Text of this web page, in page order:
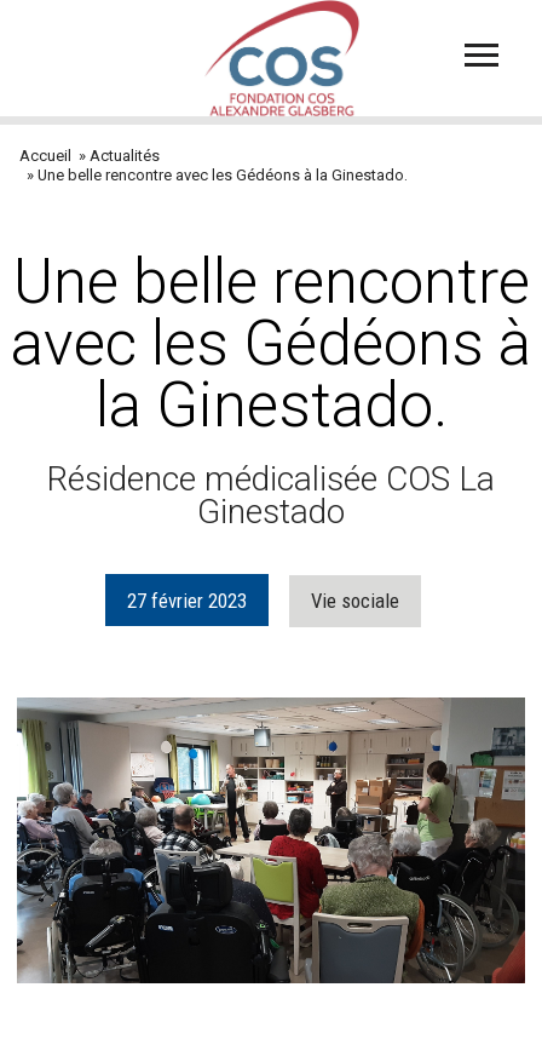
principal
Fil
Accueil
Actualités
Une belle rencontre avec les Gédéons à la Ginestado.
Une belle rencontre
avec les Gédéons à
la Ginestado.
Résidence médicalisée COS La
Ginestado
27 février 2023 Vie sociale